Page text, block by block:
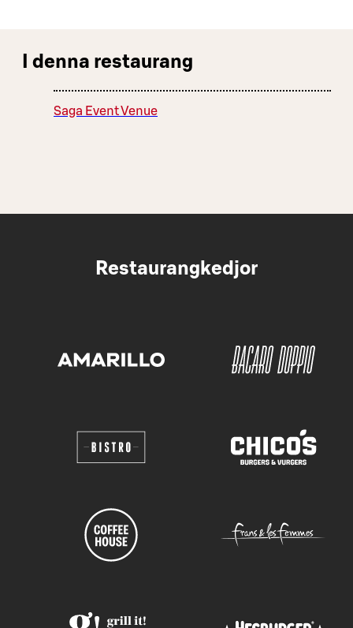
I denna restaurang
Saga Event Venue
Restaurangkedjor